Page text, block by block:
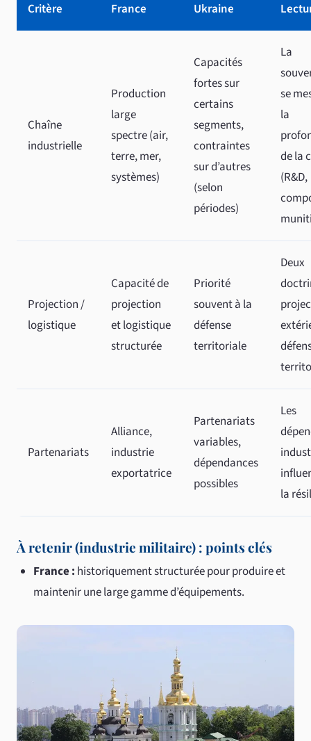
Critère France Ukraine
Chaîne
industrielle
Production
large
spectre (air,
terre, mer,
systèmes)
Capacités
fortes sur
certains
segments,
contraintes
sur d’autres
(selon
périodes)
La
se
la
de la
(R&D,
Projection /
logistique
Capacité de
projection
et logistique
structurée
Priorité
souvent à la
défense
territoriale
Deux
Partenariats
Alliance,
industrie
exportatrice
Partenariats
variables,
dépendances
possibles
Les
la
À retenir (industrie militaire) : points clés
France : historiquement structurée pour produire et
maintenir une large gamme d’équipements.